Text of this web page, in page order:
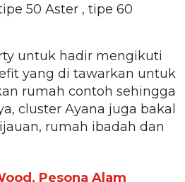
50 Aster , tipe 60
untuk hadir mengikuti
yang di tawarkan untuk
rumah contoh sehingga
cluster Ayana juga bakal
rumah ibadah dan
Pesona Alam